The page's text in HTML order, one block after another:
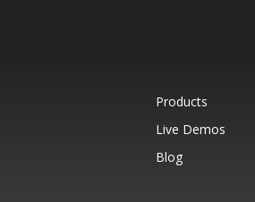
Products
Live Demos
Blog